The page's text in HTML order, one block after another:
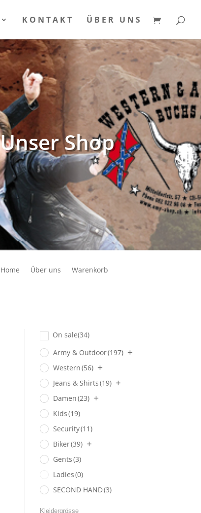
KONTAKT ÜBER UNS
Unser Shop
Über uns Warenkorb
On sale(34)
Army & Outdoor(197)
Western(56)
Jeans & Shirts(19)
Damen(23)
Kids(19)
Security(11)
Biker(39)
Gents(3)
Ladies(0)
SECOND HAND(3)